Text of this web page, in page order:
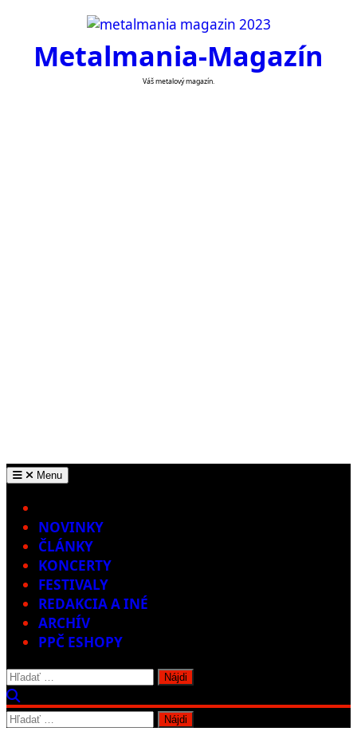
contentMetalmania-Magazín
Váš metalový magazín.
Menu
NOVINKY
ČLÁNKY
KONCERTY
FESTIVALY
REDAKCIA A INÉ
ARCHÍV
PPČ ESHOPY
Hľadať:
Hľadať: